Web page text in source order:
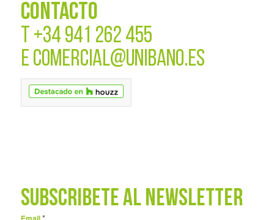
CONTACTO
T +34 941 262 455
E COMERCIAL@UNIBANO.ES
SUBSCRÍBETE AL NEWSLETTER